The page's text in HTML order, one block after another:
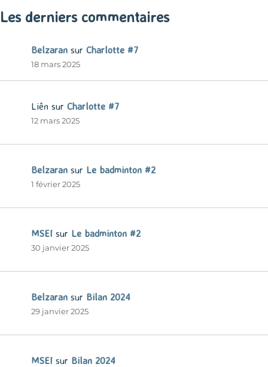
Les derniers commentaires
Belzaran sur Charlotte #7
18 mars 2025
Liên sur Charlotte #7
12 mars 2025
Belzaran sur Le badminton #2
1 février 2025
MSEI sur Le badminton #2
30 janvier 2025
Belzaran sur Bilan 2024
29 janvier 2025
MSEI sur Bilan 2024